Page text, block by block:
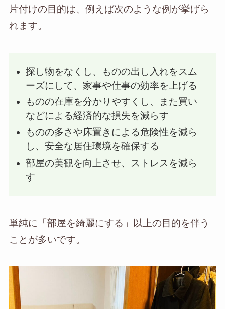
片付けの目的は、例えば次のような例が挙げら
れます。
探し物をなくし、ものの出し入れをスム
ーズにして、家事や仕事の効率を上げる
ものの在庫を分かりやすくし、また買い
などによる経済的な損失を減らす
ものの多さや床置きによる危険性を減ら
し、安全な居住環境を確保する
部屋の美観を向上させ、ストレスを減ら
す
単純に「部屋を綺麗にする」以上の目的を伴う
ことが多いです。